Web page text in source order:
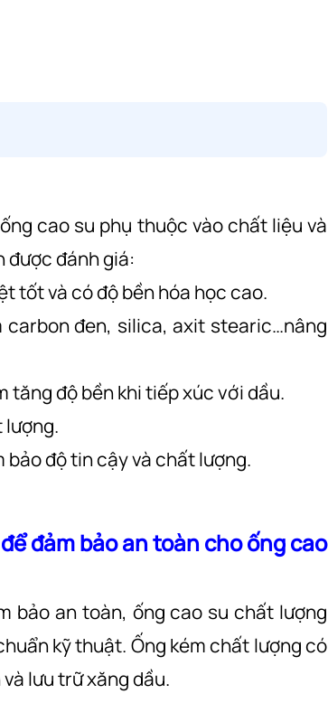
cao su phụ thuộc vào chất liệu và
được đánh giá:
tốt và có độ bền hóa học cao.
đen, silica, axit stearic…nâng
tăng độ bền khi tiếp xúc với dầu.
lượng.
bảo độ tin cậy và chất lượng.
đảm bảo an toàn cho ống cao
bảo an toàn, ống cao su chất lượng
kỹ thuật. Ống kém chất lượng có
lưu trữ xăng dầu.